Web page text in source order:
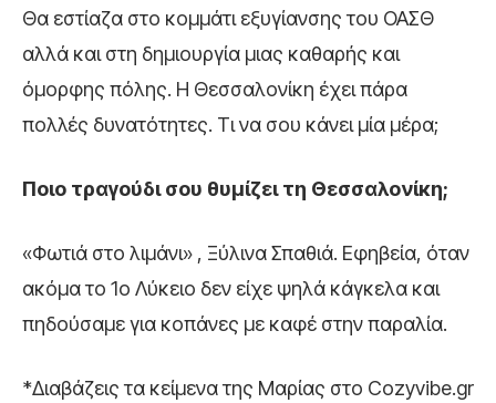
Θα εστίαζα στο κομμάτι εξυγίανσης του ΟΑΣΘ
αλλά και στη δημιουργία μιας καθαρής και
όμορφης πόλης. Η Θεσσαλονίκη έχει πάρα
πολλές δυνατότητες. Τι να σου κάνει μία μέρα;
Ποιο τραγούδι σου θυμίζει τη Θεσσαλονίκη;
«Φωτιά στο λιμάνι» , Ξύλινα Σπαθιά. Εφηβεία, όταν
ακόμα το 1ο Λύκειο δεν είχε ψηλά κάγκελα και
πηδούσαμε για κοπάνες με καφέ στην παραλία.
*Διαβάζεις τα κείμενα της Μαρίας στο Cozyvibe.gr